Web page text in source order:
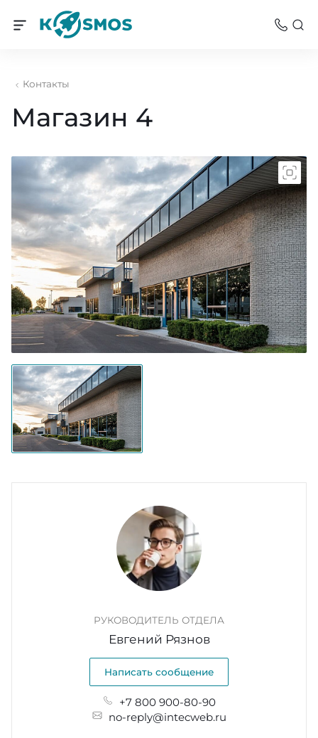
Контакты
Магазин 4
РУКОВОДИТЕЛЬ ОТДЕЛА
Евгений Рязнов
Написать сообщение
+7 800 900-80-90
no-reply@intecweb.ru